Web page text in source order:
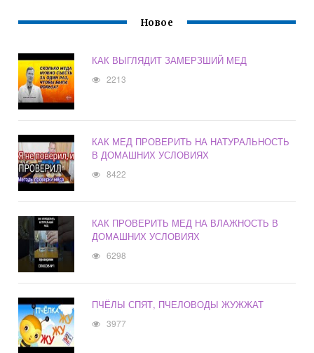
Новое
КАК ВЫГЛЯДИТ ЗАМЕРЗШИЙ МЕД
2213
КАК МЕД ПРОВЕРИТЬ НА НАТУРАЛЬНОСТЬ
В ДОМАШНИХ УСЛОВИЯХ
8422
КАК ПРОВЕРИТЬ МЕД НА ВЛАЖНОСТЬ В
ДОМАШНИХ УСЛОВИЯХ
6298
ПЧЁЛЫ СПЯТ, ПЧЕЛОВОДЫ ЖУЖЖАТ
3977